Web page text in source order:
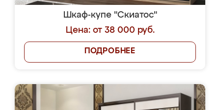
Шкаф-купе "Скиатос"
Цена: от 38 000 руб.
ПОДРОБНЕЕ